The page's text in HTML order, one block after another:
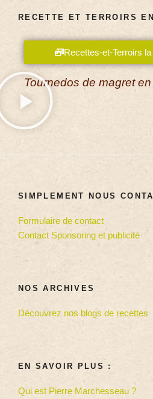
RECETTE ET TERROIRS
Recettes-et-Terroirs
Tournedos de magret
SIMPLEMENT NOUS
Formulaire de contact
Contact Sponsoring et publicité
NOS ARCHIVES
Découvrez nos blogs de recettes
EN SAVOIR PLUS :
Qui est Pierre Marchesseau ?